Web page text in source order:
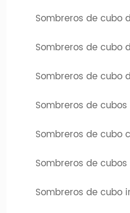
Búsqueda relacionada
Sombreros de cubo blanco|
Hawaiian Baseball Hats|
Sombreros de cubo
Sombreros de cubo
Sombreros de cubo
Sombreros de
Sombreros de cubo
Sombreros de
Sombreros de cubo